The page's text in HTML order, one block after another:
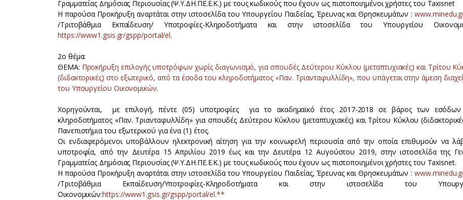
Γραμματείας Δημόσιας Περιουσίας (Ψ.Υ.ΔΗ.ΠΕ.Ε.Κ.) με τους κωδικούς που έχουν ως πιστοποιημένοι χρήστες του Taxisnet
Η παρούσα Προκήρυξη αναρτάται στην ιστοσελίδα του Υπουργείου Παιδείας, Έρευνας και Θρησκευμάτων :
/Τριτοβάθμια Εκπαίδευση/ Υποτροφίες-Κληροδοτήματα και στην ιστοσελίδα του Υπουργείου
https://www1.gsis.gr/gspp/portal/el.
2ο θέμα:
ΘΕΜΑ: Προκήρυξη επιλογής υποτρόφων χωρίς διαγωνισμό, για σπουδές Δεύτερου Κύκλου (μεταπτυχιακές) και Τρίτου
(διδακτορικές) στο εξωτερικό, από τα έσοδα του κληροδοτήματος «Παν. Τριανταφυλλίδη», που υπάγεται στην άμεση
του Υπουργείου Οικονομικών.
Χορηγούνται, με επιλογή, πέντε (05) υποτροφίες για το ακαδημαϊκό έτος 2017-2018 σε βάρος των
κληροδοτήματος «Παν. Τριανταφυλλίδη» για σπουδές Δεύτερου Κύκλου (μεταπτυχιακές) και Τρίτου Κύκλου
Πανεπιστήμια του εξωτερικού για ένα (1) έτος.
Οι ενδιαφερόμενοι υποβάλλουν ηλεκτρονική αίτηση για την κοινωφελή περιουσία από την οποία επιθυμούν να
υποτροφία, από την Δευτέρα 15 Απριλίου 2019 έως και την Δευτέρα 12 Αυγούστου 2019, στην ιστοσελίδα της
Γραμματείας Δημόσιας Περιουσίας (Ψ.Υ.ΔΗ.ΠΕ.Ε.Κ.) με τους κωδικούς που έχουν ως πιστοποιημένοι χρήστες του Taxisnet.
Η παρούσα Προκήρυξη αναρτάται στην ιστοσελίδα του Υπουργείου Παιδείας, Έρευνας και Θρησκευμάτων :
/Τριτοβάθμια Εκπαίδευση/Υποτροφίες-Κληροδοτήματα και στην ιστοσελίδα του
Οικονομικών:https://www1.gsis.gr/gspp/portal/el.**